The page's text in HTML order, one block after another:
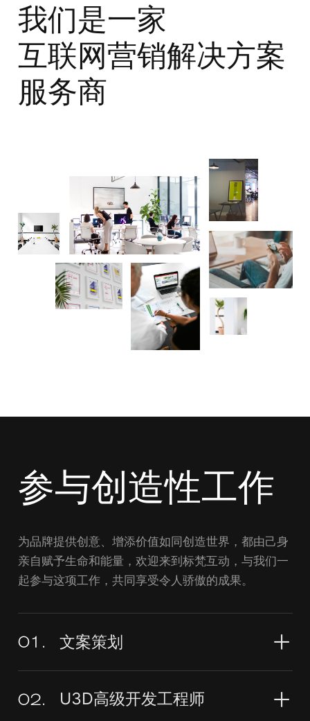
我们是一家
互联网营销解决方案
服务商
参与创造性工作
为品牌提供创意、增添价值如同创造世界，都由己身
亲自赋予生命和能量，欢迎来到标梵互动，与我们一
起参与这项工作，共同享受令人骄傲的成果。
01. 文案策划
02. U3D高级开发工程师